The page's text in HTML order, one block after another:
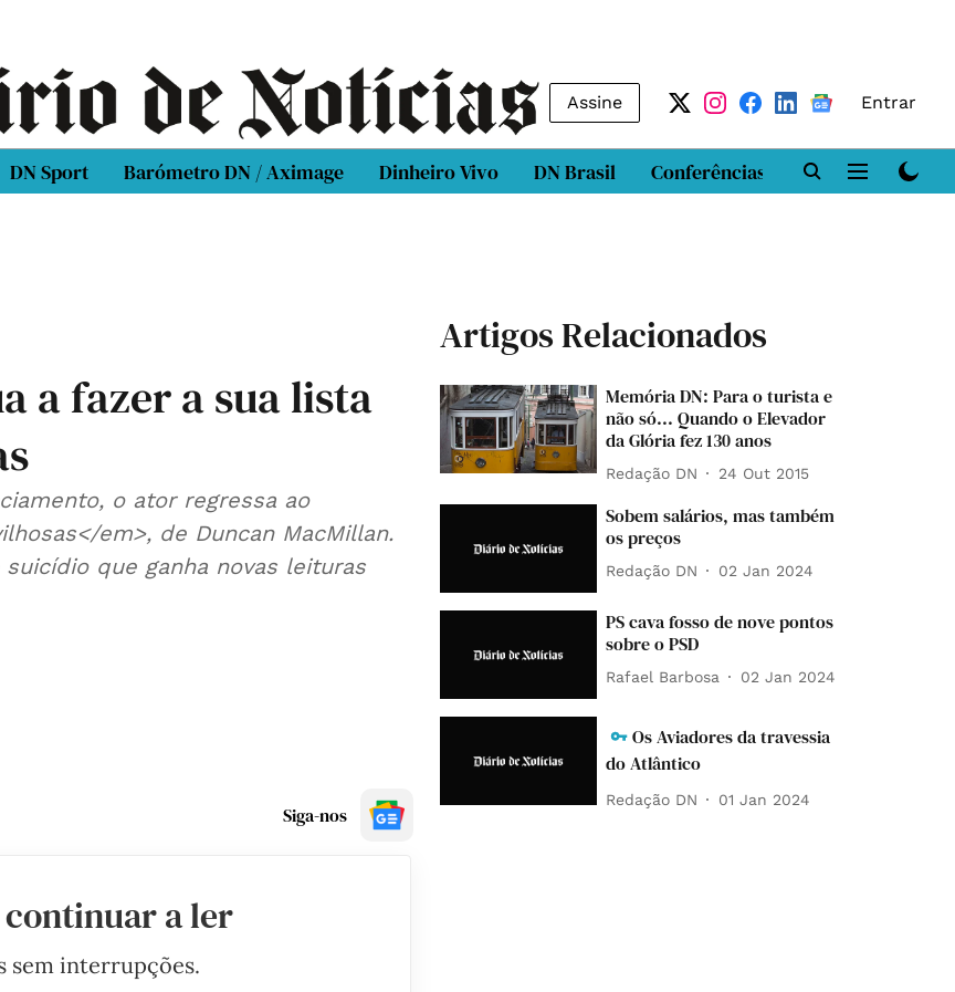
Assine Entrar
DN Sport Barómetro DN / Aximage Dinheiro Vivo DN Brasil Conferências DN LAB
a fazer a sua lista
o ator regressa ao
em>, de Duncan MacMillan.
que ganha novas leituras
Siga-nos
a ler
sem interrupções.
Artigos Relacionados
Memória DN: Para o turista e
não só... Quando o Elevador
da Glória fez 130 anos
Redação DN 24 Out 2015
Sobem salários, mas também
os preços
Redação DN 02 Jan 2024
PS cava fosso de nove pontos
sobre o PSD
Rafael Barbosa 02 Jan 2024
Os Aviadores da travessia
do Atlântico
Redação DN 01 Jan 2024